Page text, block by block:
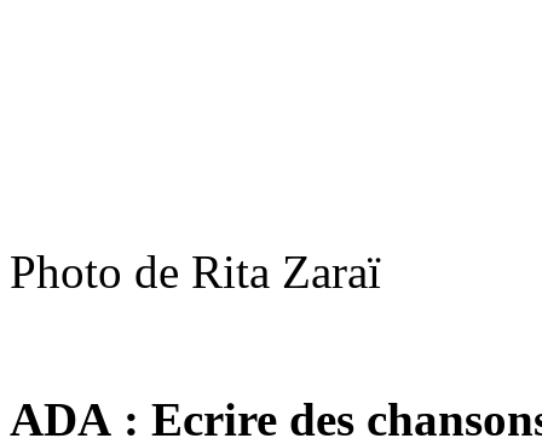
Photo de Rita Zaraï
ADA : Ecrire des